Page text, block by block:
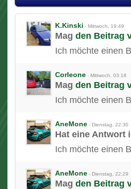
K.Kinski - Mittwoch, 19:49
Mag den Beitrag
Ich möchte einen
Corleone - Mittwoch, 03:18
Mag den Beitrag
Ich möchte einen
AneMone - Dienstag, 22:30
Hat eine Antwort
Ich möchte einen
AneMone - Dienstag, 22:29
Mag den Beitrag